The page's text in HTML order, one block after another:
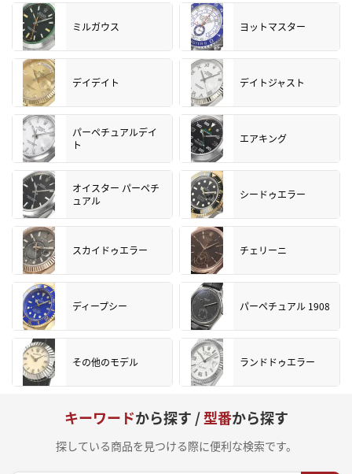
ミルガウス ヨットマスター
デイデイト デイトジャスト
パーペチュアルデイ
ト
エアキング
オイスター パーペチ
ュアル
シードゥエラー
スカイドゥエラー チェリーニ
ディープシー パーペチュアル 1908
その他のモデル ランドドゥエラー
キーワードから探す /型番から探す
探している商品を見つける際に便利な検索です。